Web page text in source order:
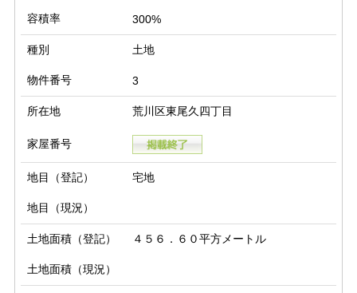
容積率 300%
種別 土地
物件番号 3
所在地 荒川区東尾久四丁目
家屋番号
地目（登記） 宅地
地目（現況）
土地面積（登記） ４５６．６０平方メートル
土地面積（現況）